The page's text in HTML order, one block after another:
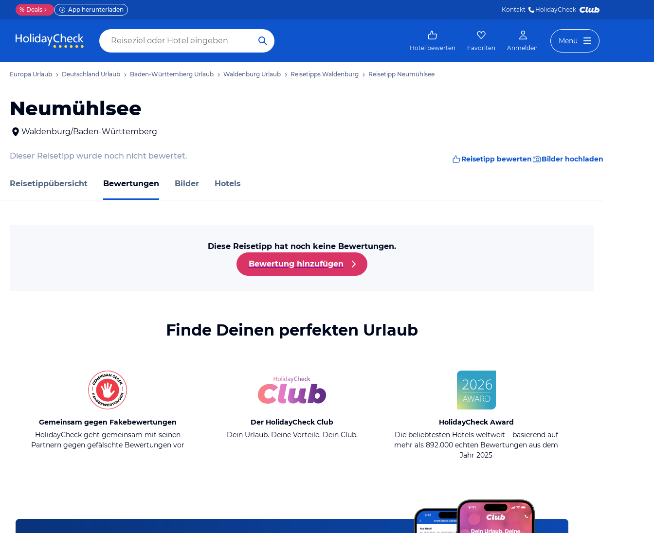
% Deals App herunterladen Kontakt HolidayCheck
Hotel bewerten Favoriten Anmelden
Menü
Europa Urlaub Deutschland Urlaub Baden-Württemberg Urlaub Waldenburg Urlaub Reisetipps Waldenburg Reisetipp Neumühlsee
Neumühlsee
Waldenburg/Baden-Württemberg
Dieser Reisetipp wurde noch nicht bewertet. Reisetipp bewerten Bilder hochladen
Reisetippübersicht Bewertungen Bilder Hotels
Diese Reisetipp hat noch keine Bewertungen.
Bewertung hinzufügen
Finde Deinen perfekten Urlaub
Gemeinsam gegen Fakebewertungen
HolidayCheck geht gemeinsam mit seinen
Partnern gegen gefälschte Bewertungen vor
Der HolidayCheck Club
Dein Urlaub. Deine Vorteile. Dein Club.
HolidayCheck Award
Die beliebtesten Hotels weltweit – basierend auf
mehr als 892.000 echten Bewertungen aus dem
Jahr 2025